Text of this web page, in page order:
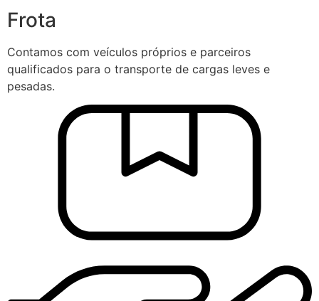
Frota
Contamos com veículos próprios e parceiros
qualificados para o transporte de cargas leves e
pesadas.